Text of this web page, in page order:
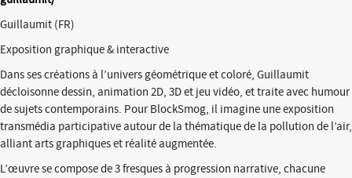
Guillaumit (FR)
Exposition graphique & interactive
Dans ses créations à l’univers géométrique et coloré, Guillaumit
décloisonne dessin, animation 2D, 3D et jeu vidéo, et traite avec humour
de sujets contemporains. Pour BlockSmog, il imagine une exposition
transmédia participative autour de la thématique de la pollution de l’air,
alliant arts graphiques et réalité augmentée.
L’œuvre se compose de 3 fresques à progression narrative, chacune